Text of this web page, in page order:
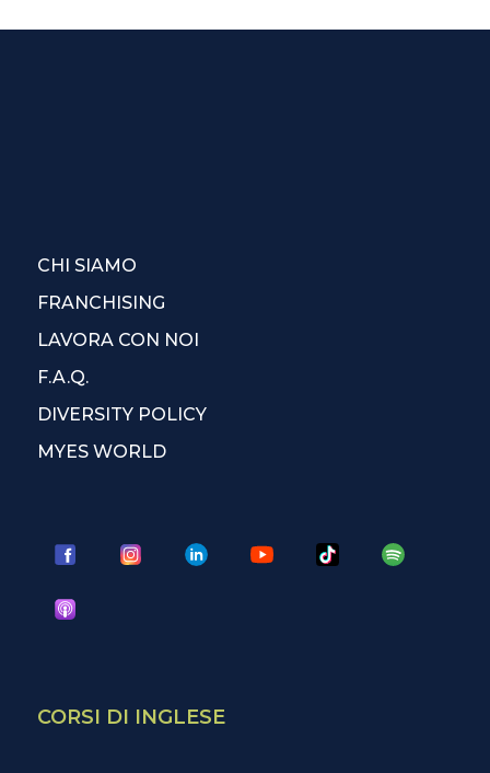
CHI SIAMO
FRANCHISING
LAVORA CON NOI
F.A.Q.
DIVERSITY POLICY
MYES WORLD
CORSI DI INGLESE